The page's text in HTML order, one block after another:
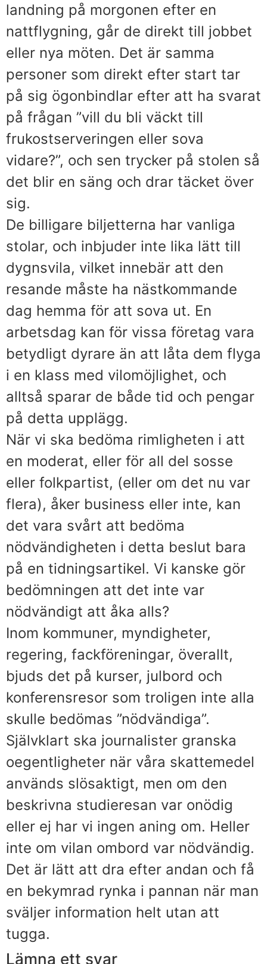
landning på morgonen efter en
nattflygning, går de direkt till jobbet
eller nya möten. Det är samma
personer som direkt efter start tar
på sig ögonbindlar efter att ha svarat
på frågan ”vill du bli väckt till
frukostserveringen eller sova
vidare?”, och sen trycker på stolen så
det blir en säng och drar täcket över
sig.
De billigare biljetterna har vanliga
stolar, och inbjuder inte lika lätt till
dygnsvila, vilket innebär att den
resande måste ha nästkommande
dag hemma för att sova ut. En
arbetsdag kan för vissa företag vara
betydligt dyrare än att låta dem flyga
i en klass med vilomöjlighet, och
alltså sparar de både tid och pengar
på detta upplägg.
När vi ska bedöma rimligheten i att
en moderat, eller för all del sosse
eller folkpartist, (eller om det nu var
flera), åker business eller inte, kan
det vara svårt att bedöma
nödvändigheten i detta beslut bara
på en tidningsartikel. Vi kanske gör
bedömningen att det inte var
nödvändigt att åka alls?
Inom kommuner, myndigheter,
regering, fackföreningar, överallt,
bjuds det på kurser, julbord och
konferensresor som troligen inte alla
skulle bedömas ”nödvändiga”.
Självklart ska journalister granska
oegentligheter när våra skattemedel
används slösaktigt, men om den
beskrivna studieresan var onödig
eller ej har vi ingen aning om. Heller
inte om vilan ombord var nödvändig.
Det är lätt att dra efter andan och få
en bekymrad rynka i pannan när man
sväljer information helt utan att
tugga.
Lämna ett svar